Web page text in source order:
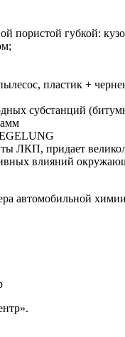
пористой губкой:
пластик +
субстанций
ЛКП, придает
влияний
автомобильной